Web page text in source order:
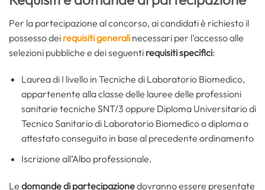
Per la partecipazione al concorso, ai candidati è richiesto il
possesso dei requisiti generali necessari per l’accesso alle
selezioni pubbliche e dei seguenti requisiti specifici:
Laurea di I livello in Tecniche di Laboratorio Biomedico,
appartenente alla classe delle lauree delle professioni
sanitarie tecniche SNT/3 oppure Diploma Universitario di
Tecnico Sanitario di Laboratorio Biomedico o diploma o
attestato conseguito in base al precedente ordinamento
Iscrizione all’Albo professionale.
Le domande di partecipazionedovranno essere presentate